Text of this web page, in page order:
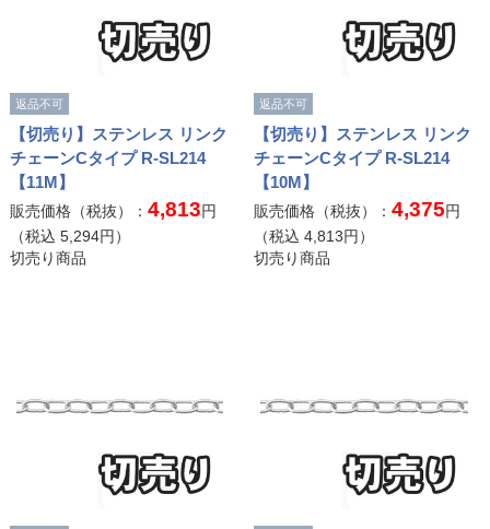
返品不可
【切売り】ステンレス リンク
チェーンCタイプ R-SL214
【11M】
販売価格（税抜）： 4,813円
（税込 5,294円）
切売り商品
返品不可
【切売り】ステンレス リンク
チェーンCタイプ R-SL214
【10M】
販売価格（税抜）：4,375円
（税込4,813円）
切売り商品